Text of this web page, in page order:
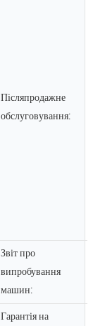
Післяпродажне
обслуговування:
Звіт про
випробування
машин:
Гарантія на